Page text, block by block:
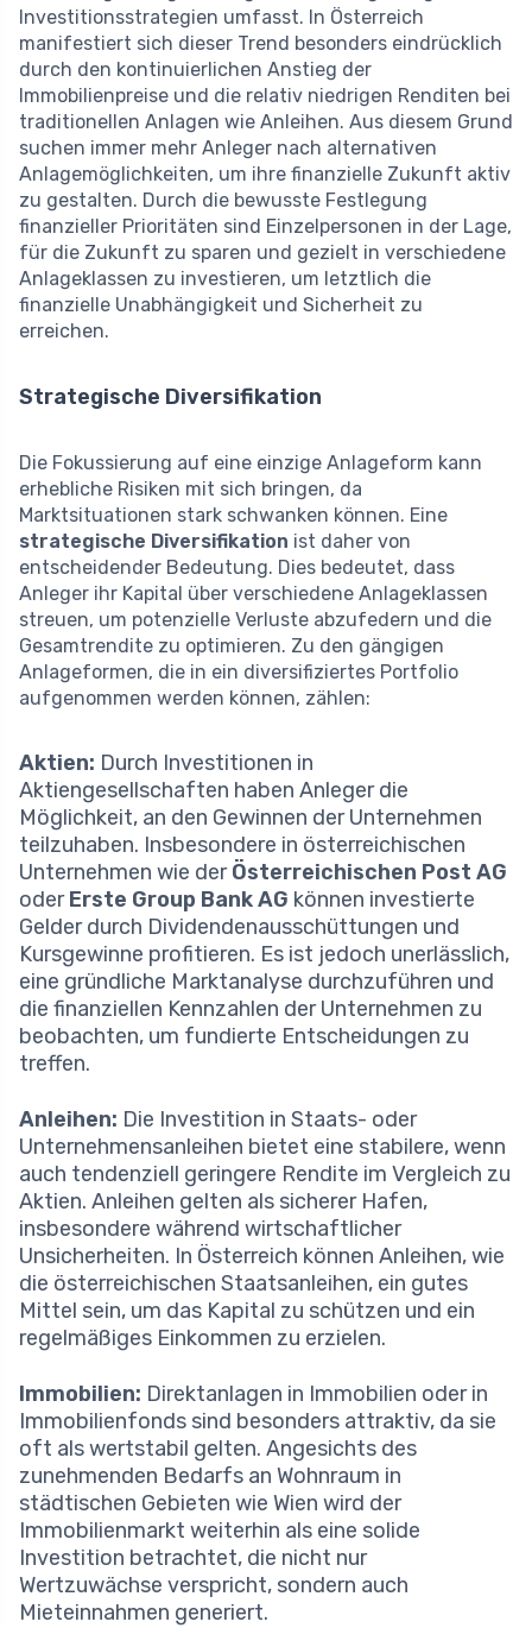
Investitionsstrategien umfasst. In Österreich
manifestiert sich dieser Trend besonders eindrücklich
durch den kontinuierlichen Anstieg der
Immobilienpreise und die relativ niedrigen Renditen bei
traditionellen Anlagen wie Anleihen. Aus diesem Grund
suchen immer mehr Anleger nach alternativen
Anlagemöglichkeiten, um ihre finanzielle Zukunft aktiv
zu gestalten. Durch die bewusste Festlegung
finanzieller Prioritäten sind Einzelpersonen in der Lage,
für die Zukunft zu sparen und gezielt in verschiedene
Anlageklassen zu investieren, um letztlich die
finanzielle Unabhängigkeit und Sicherheit zu
erreichen.
Strategische Diversifikation
Die Fokussierung auf eine einzige Anlageform kann
erhebliche Risiken mit sich bringen, da
Marktsituationen stark schwanken können. Eine
strategische Diversifikation ist daher von
entscheidender Bedeutung. Dies bedeutet, dass
Anleger ihr Kapital über verschiedene Anlageklassen
streuen, um potenzielle Verluste abzufedern und die
Gesamtrendite zu optimieren. Zu den gängigen
Anlageformen, die in ein diversifiziertes Portfolio
aufgenommen werden können, zählen:
Aktien: Durch Investitionen in
Aktiengesellschaften haben Anleger die
Möglichkeit, an den Gewinnen der Unternehmen
teilzuhaben. Insbesondere in österreichischen
Unternehmen wie derÖsterreichischen Post AG
oderErste Group Bank AG können investierte
Gelder durch Dividendenausschüttungen und
Kursgewinne profitieren. Es ist jedoch unerlässlich,
eine gründliche Marktanalyse durchzuführen und
die finanziellen Kennzahlen der Unternehmen zu
beobachten, um fundierte Entscheidungen zu
treffen.
Anleihen: Die Investition in Staats- oder
Unternehmensanleihen bietet eine stabilere, wenn
auch tendenziell geringere Rendite im Vergleich zu
Aktien. Anleihen gelten als sicherer Hafen,
insbesondere während wirtschaftlicher
Unsicherheiten. In Österreich können Anleihen, wie
die österreichischen Staatsanleihen, ein gutes
Mittel sein, um das Kapital zu schützen und ein
regelmäßiges Einkommen zu erzielen.
Immobilien: Direktanlagen in Immobilien oder in
Immobilienfonds sind besonders attraktiv, da sie
oft als wertstabil gelten. Angesichts des
zunehmenden Bedarfs an Wohnraum in
städtischen Gebieten wie Wien wird der
Immobilienmarkt weiterhin als eine solide
Investition betrachtet, die nicht nur
Wertzuwächse verspricht, sondern auch
Mieteinnahmen generiert.